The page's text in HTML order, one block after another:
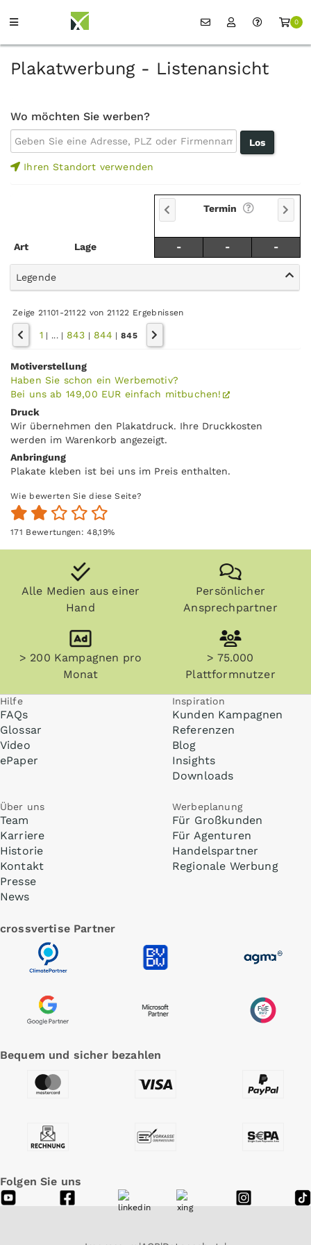
0
Plakatwerbung - Listenansicht
Wo möchten Sie werben?
Ihren Standort verwenden
Art Lage
Termin
- - -
Legende
Zeige 21101-21122 von 21122 Ergebnissen
1 | ... | 843 | 844 | 845
Motiverstellung
Haben Sie schon ein Werbemotiv?
Bei uns ab 149,00 EUR einfach mitbuchen!
Druck
Wir übernehmen den Plakatdruck. Ihre Druckkosten
werden im Warenkorb angezeigt.
Anbringung
Plakate kleben ist bei uns im Preis enthalten.
Wie bewerten Sie diese Seite?
171 Bewertungen:48,19%
Alle Medien aus einer
Hand
Persönlicher
Ansprechpartner
> 200 Kampagnen pro
Monat
> 75.000
Plattformnutzer
Hilfe
FAQs
Glossar
Video
ePaper
Inspiration
Kunden Kampagnen
Referenzen
Blog
Insights
Downloads
Über uns
Team
Karriere
Historie
Kontakt
Presse
News
Werbeplanung
Für Großkunden
Für Agenturen
Handelspartner
Regionale Werbung
crossvertise Partner
Bequem und sicher bezahlen
Folgen Sie uns